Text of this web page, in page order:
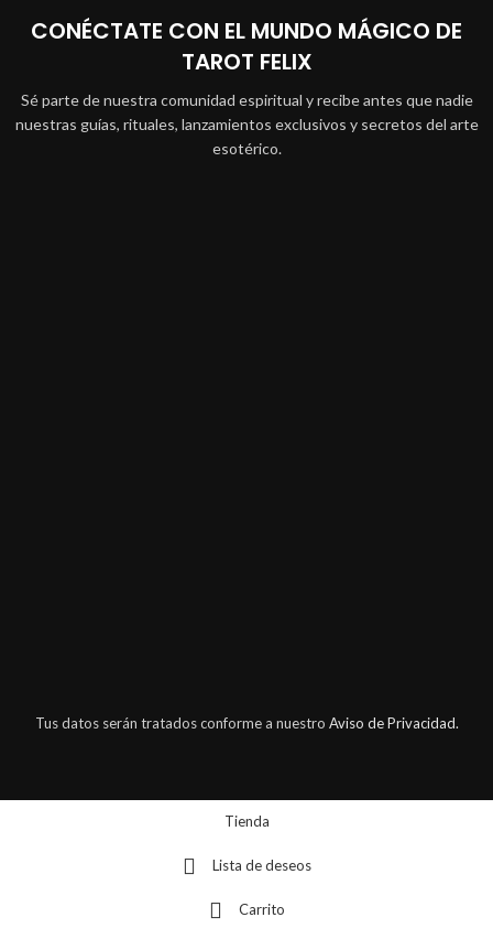
CONÉCTATE CON EL MUNDO MÁGICO DE
TAROT FELIX
Sé parte de nuestra comunidad espiritual y recibe antes que nadie
nuestras guías, rituales, lanzamientos exclusivos y secretos del arte
esotérico.
Tus datos serán tratados conforme a nuestro Aviso de Privacidad.
Tienda
Lista de deseos
Carrito